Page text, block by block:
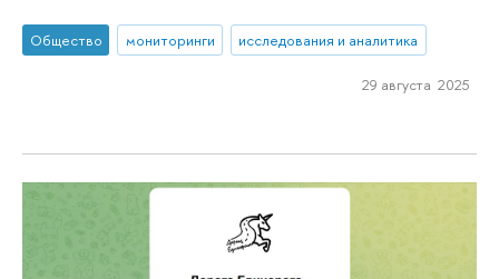
Общество мониторинги исследования и аналитика
29 августа 2025